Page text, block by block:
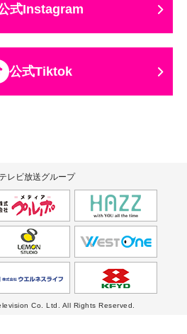
式Instagram
公式Tiktok
レビ放送グループ
Co. Ltd. All Rights Reserved.